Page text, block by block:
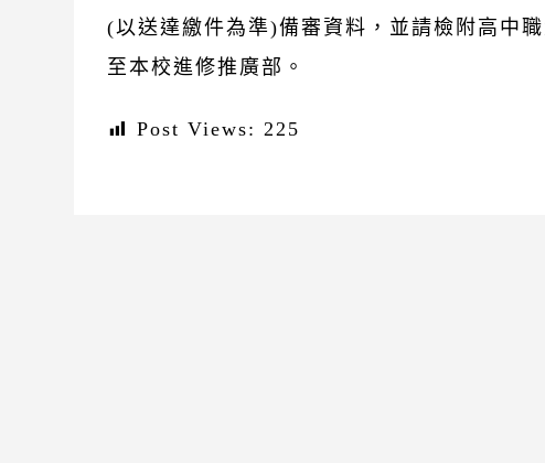
(以送達繳件為準)備審資料，並請檢附高中
至本校進修推廣部。
Post Views: 225